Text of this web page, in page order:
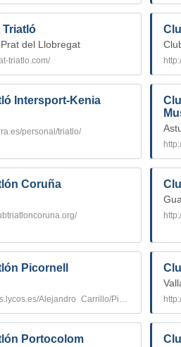
Triatló
del Llobregat
triatlo.com/
Intersport-Kenia
personal/triatlo/
Coruña
Picornell
Portocolom